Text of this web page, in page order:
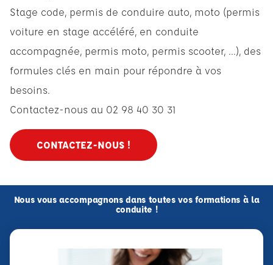
Stage code, permis de conduire auto, moto (permis
voiture en stage accéléré, en conduite
accompagnée, permis moto, permis scooter, ...), des
formules clés en main pour répondre à vos
besoins.
Contactez-nous au 02 98 40 30 31
CONTACTEZ-NOUS !
Nous vous accompagnons dans toutes vos formations à la
conduite !